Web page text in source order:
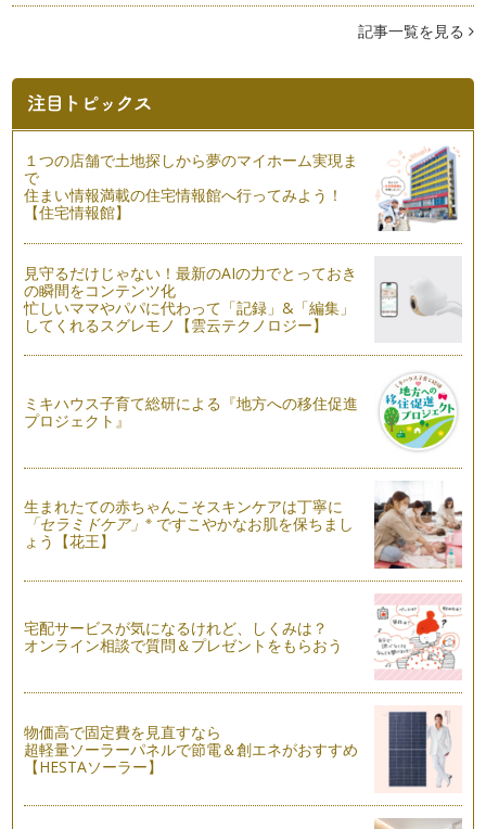
願いを叶えるハッピー・ノート～ｖｏｌ.10『あなたが子ども
はあっという間ですね。 子…
願いを叶えるハッピー・ノート～ｖｏｌ.9『ときめくキーワー
ド探し☆その２』
みなさん、明けましておめでとうございます。 2012年が始ま
り、年が変わる年末年始…
願いを叶えるハッピー・ノート～ｖｏｌ.８『ときめくキーワ
願いを叶えるハッピー・ノート、8回目の今回は、『ときめく
キーワード探し☆』。 キー…
願いを叶えるハッピー・ノートのコラムも、今回で7回目。
願いを叶えるハッピー・ノート～ｖｏｌ．6
前回までノートの書き方、選び方について5回に亘りご紹介し
てきましたが、いかがでしたか？もう…
願いを叶えるハッピー・ノート～vol.5
前回までは、ハッピー・ノートの書き方についてお伝えしてき
ましたが、今回はノートの選び方につ…
前回、ハッピーノートを書くときの３つのポイントをお伝えし
ましたが、ハッピーノートは、夢を叶…
前回、ハッピーノートの書き方についてお伝えしましたが、今
願いを叶えるハッピーノート vol.2
前回に引き続き、ハッピーノートの書き方をご紹介していきま
記事一覧を見る
１つの店舗で土地探しから夢のマイホーム実現ま
で
住まい情報満載の住宅情報館へ行ってみよう！
【住宅情報館】
見守るだけじゃない！最新のAIの力でとっておき
の瞬間をコンテンツ化
忙しいママやパパに代わって「記録」&「編集」
してくれるスグレモノ【雲云テクノロジー】
ミキハウス子育て総研による『地方への移住促進
プロジェクト』
生まれたての赤ちゃんこそスキンケアは丁寧に
「セラミドケア」※ ですこやかなお肌を保ちまし
ょう【花王】
宅配サービスが気になるけれど、しくみは？
オンライン相談で質問＆プレゼントをもらおう
物価高で固定費を見直すなら
超軽量ソーラーパネルで節電＆創エネがおすすめ
【HESTAソーラー】